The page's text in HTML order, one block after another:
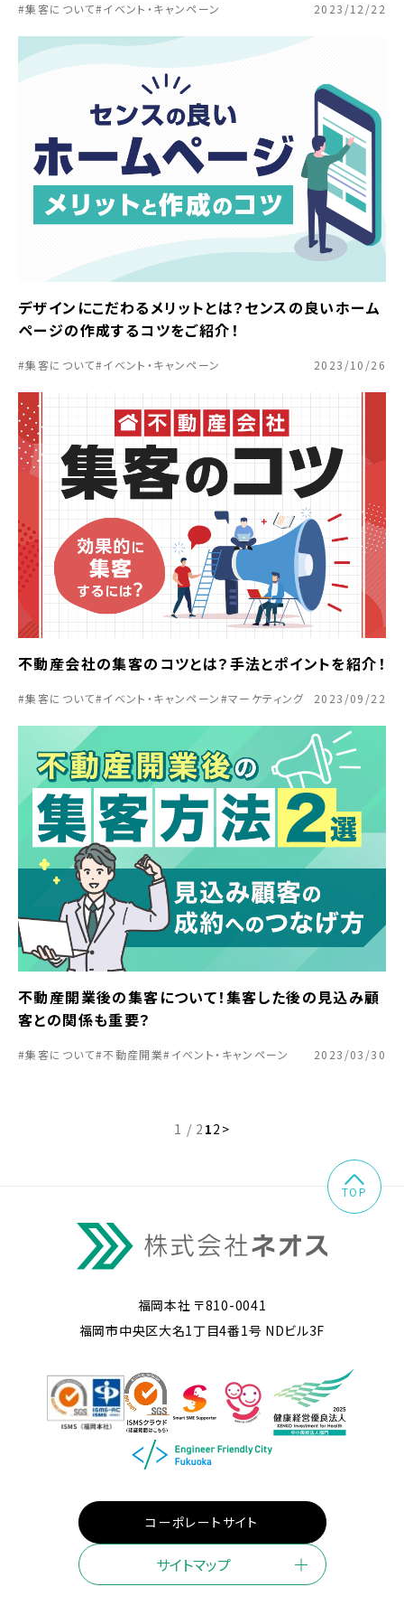
#集客について#イベント・キャンペーン 2023/12/22
デザインにこだわるメリットとは？センスの良いホーム
ページの作成するコツをご紹介！
#集客について#イベント・キャンペーン 2023/10/26
不動産会社の集客のコツとは？手法とポイントを紹介！
#集客について#イベント・キャンペーン#マーケティング 2023/09/22
不動産開業後の集客について！集客した後の見込み顧
客との関係も重要？
#集客について#不動産開業#イベント・キャンペーン 2023/03/30
1 / 2 12 >
福岡本社 〒810-0041
福岡市中央区大名1丁目4番1号 NDビル3F
コーポレートサイト
サイトマップ
TOP